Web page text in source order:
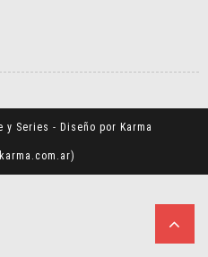
y Series - Diseño por Karma
)